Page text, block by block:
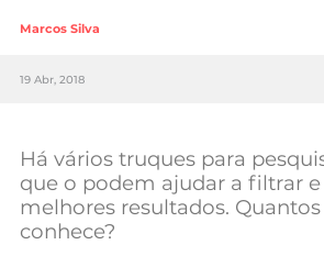
Lifestyle
Sociedade
Negócios
Mundial 2026
Marcos Silva
19 Abr, 2018
Há vários truques para
que o podem ajudar a filtrar
melhores resultados. Quantos
conhece?